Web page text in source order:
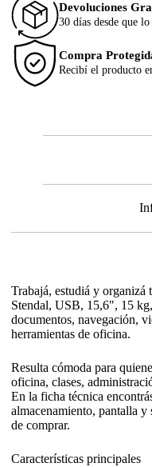
Devoluciones
30 días desde que
Compra
Recibí el producto
Trabajá, estudiá y
Stendal, USB, 15,6", 15
documentos, navegación,
herramientas de oficina.
Resulta cómoda para
oficina, clases,
En la ficha técnica
almacenamiento, pantalla y
de comprar.
Características principales